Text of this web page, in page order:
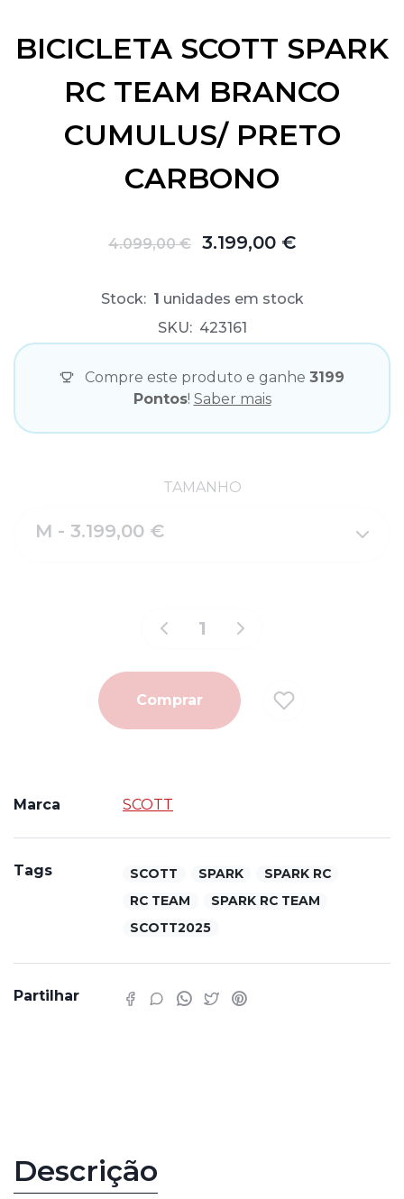
BICICLETA SCOTT SPARK
RC TEAM BRANCO
CUMULUS/ PRETO
CARBONO
4.099,00 € 3.199,00 €
Stock: 1 unidades em stock
SKU: 423161
Compre este produto e ganhe 3199
Pontos! Saber mais
TAMANHO
M - 3.199,00 €
Comprar
Marca SCOTT
Tags SCOTT SPARK
SPARK RC
RC TEAM
SPARK RC TEAM
SCOTT2025
Partilhar
Descrição